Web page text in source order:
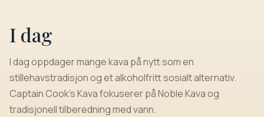
I dag
I dag oppdager mange kava på nytt som en
stillehavstradisjon og et alkoholfritt sosialt alternativ.
Captain Cook's Kava fokuserer på Noble Kava og
tradisjonell tilberedning med vann.